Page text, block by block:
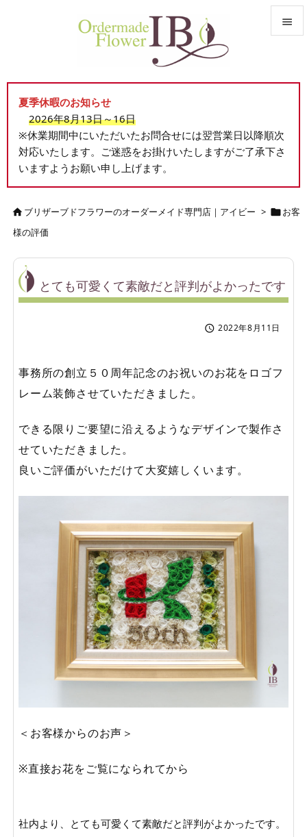


前へ

検索
夏季休暇のお知らせ
2026年8月13日～16日
※休業期間中にいただいたお問合せには翌営業日以降順次
対応いたします。ご迷惑をお掛けいたしますがご了承下さ
いますようお願い申し上げます。
ブリザーブドフラワーのオーダーメイド専門店｜アイビー > お客
様の評価
とても可愛くて素敵だと評判がよかったです
 2022年8月11日
事務所の創立５０周年記念のお祝いのお花をロゴフ
レーム装飾させていただきました。
できる限りご要望に沿えるようなデザインで製作さ
せていただきました。
良いご評価がいただけて大変嬉しくいます。
＜お客様からのお声＞
※直接お花をご覧になられてから
社内より、とても可愛くて素敵だと評判がよかったです。